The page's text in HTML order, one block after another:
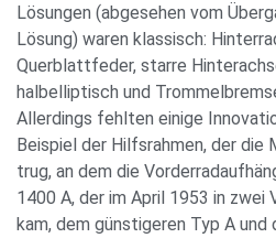
Lösungen (abgesehen vom
Lösung) waren klassisch:
Querblattfeder, starre
halbelliptisch und
Allerdings fehlten einige
Beispiel der Hilfsrahmen, der die
trug, an dem die
1400 A, der im April 1953 in zwei
kam, dem günstigeren Typ A